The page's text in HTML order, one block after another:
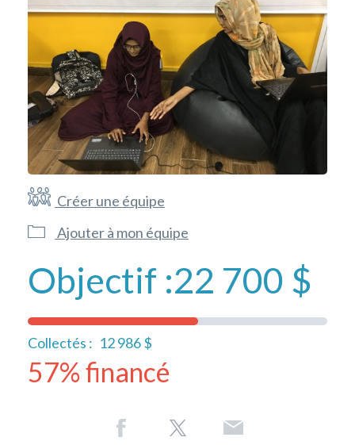
Créer une équipe
Ajouter à mon équipe
Objectif :22 700 $
Collectés : 12 986 $
57% financé